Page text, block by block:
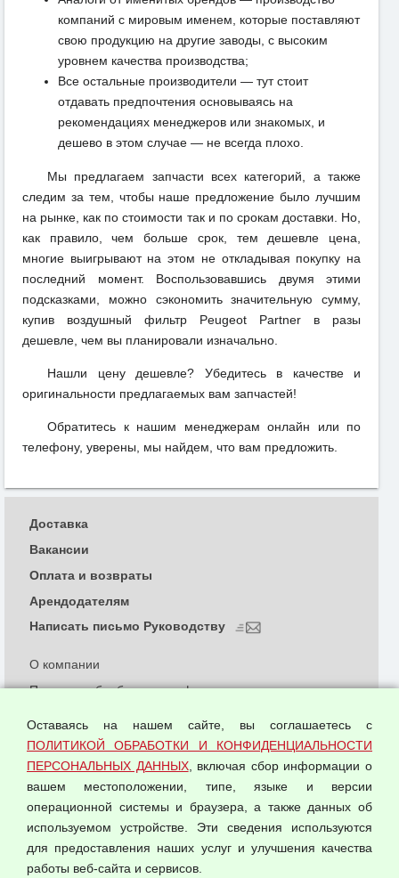
компаний с мировым именем, которые поставляют
свою продукцию на другие заводы, с высоким
уровнем качества производства;
Все остальные производители — тут стоит
отдавать предпочтения основываясь на
рекомендациях менеджеров или знакомых, и
дешево в этом случае — не всегда плохо.
Мы предлагаем запчасти всех категорий, а также
следим за тем, чтобы наше предложение было лучшим
на рынке, как по стоимости так и по срокам доставки. Но,
как правило, чем больше срок, тем дешевле цена,
многие выигрывают на этом не откладывая покупку на
последний момент. Воспользовавшись двумя этими
подсказками, можно сэкономить значительную сумму,
купив воздушный фильтр Peugeot Partner в разы
дешевле, чем вы планировали изначально.
Нашли цену дешевле? Убедитесь в качестве и
оригинальности предлагаемых вам запчастей!
Обратитесь к нашим менеджерам онлайн или по
телефону, уверены, мы найдем, что вам предложить.
© 2026 ООО "Феникс"
О компании
Политика обработки и конфиденциальности
Согласием на обработку персональных данных
Оферта оптовой купли-продажи
Публичная оферта
Доставка
Вакансии
Оплата и возвраты
Арендодателям
Написать письмо Руководству
Оставаясь на нашем сайте, вы соглашаетесь с
ПОЛИТИКОЙ ОБРАБОТКИ И КОНФИДЕНЦИАЛЬНОСТИ
ПЕРСОНАЛЬНЫХ ДАННЫХ, включая сбор информации о
вашем местоположении, типе, языке и версии
операционной системы и браузера, а также данных об
используемом устройстве. Эти сведения используются
для предоставления наших услуг и улучшения качества
работы веб-сайта и сервисов.